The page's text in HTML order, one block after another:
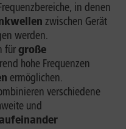
in denen
zwischen Gerät
werden.
fürgroße
hohe Frequenzen
ermöglichen.
verschiedene
und